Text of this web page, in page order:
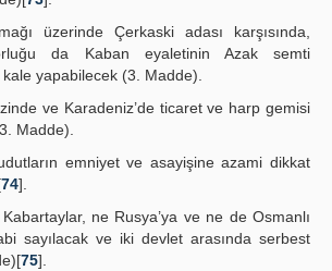
üzerinde Çerkaski adası karşısında,
da Kaban eyaletinin Azak semti
yapabilecek (3. Madde).
ve Karadeniz’de ticaret ve harp gemisi
Madde).
emniyet ve asayişine azami dikkat
74].
ne Rusya’ya ve ne de Osmanlı
sayılacak ve iki devlet arasında serbest
75].